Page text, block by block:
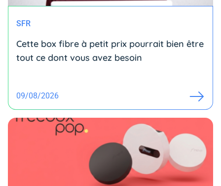
SFR
Cette box fibre à petit prix pourrait bien être
tout ce dont vous avez besoin
09/08/2026